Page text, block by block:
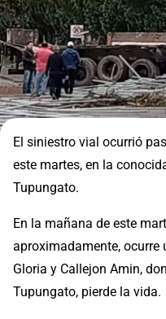
El siniestro vial ocurrió
este martes, en la
Tupungato.
En la mañana de este
aproximadamente, ocurre
Gloria y Callejon Amin,
Tupungato, pierde la vida.